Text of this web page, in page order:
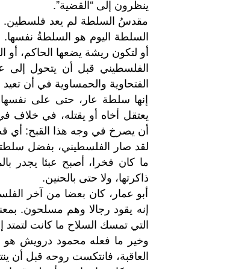
ينظرون إلى “القضية”.
مقدسُ السلطة لم يعد فلسطين.
السلطة اليوم هو السلطةُ نفسها.
أو لتكون ريشة يضعها الحاكم،
الفلسطيني قبل أن يتحول
الفتحاوية والحمساوية في أن
إنها سلطة عار، حتى على
يعتقل أخاه أو يقتله، في خلاف
أن يصرخ في وجه هذا القبح: أي
لقد صار الفلسطيني، بفضل
ما كان فخرا، أصبح عبئا يجدر
ذاكرتها، ولا حتى بالحنين.
أبو عمار، كان بعضا من آخر
إنه يقود رجالا وهم مسلحون.
التي تمسك السلاح ما كانت
وخير ما فعله محمود درويش هو
العاقبة، فانتكست روحه قبل أن